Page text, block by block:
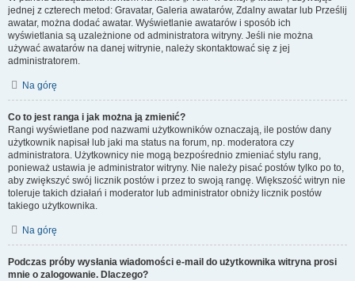
jednej z czterech metod: Gravatar, Galeria awatarów, Zdalny awatar lub Prześlij
awatar, można dodać awatar. Wyświetlanie awatarów i sposób ich
wyświetlania są uzależnione od administratora witryny. Jeśli nie można
używać awatarów na danej witrynie, należy skontaktować się z jej
administratorem.
Na górę
Co to jest ranga i jak można ją zmienić?
Rangi wyświetlane pod nazwami użytkowników oznaczają, ile postów dany
użytkownik napisał lub jaki ma status na forum, np. moderatora czy
administratora. Użytkownicy nie mogą bezpośrednio zmieniać stylu rang,
ponieważ ustawia je administrator witryny. Nie należy pisać postów tylko po to,
aby zwiększyć swój licznik postów i przez to swoją rangę. Większość witryn nie
toleruje takich działań i moderator lub administrator obniży licznik postów
takiego użytkownika.
Na górę
Podczas próby wysłania wiadomości e-mail do użytkownika witryna prosi
mnie o zalogowanie. Dlaczego?